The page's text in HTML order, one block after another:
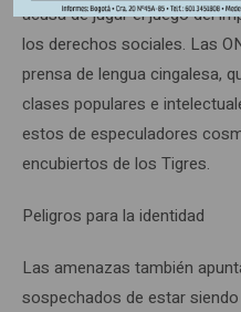
acusa de jugar el juego del
los derechos sociales. Las
prensa de lengua cingalesa,
clases populares e
estos de especuladores
encubiertos de los Tigres.
Peligros para la identidad
Las amenazas también
sospechados de estar